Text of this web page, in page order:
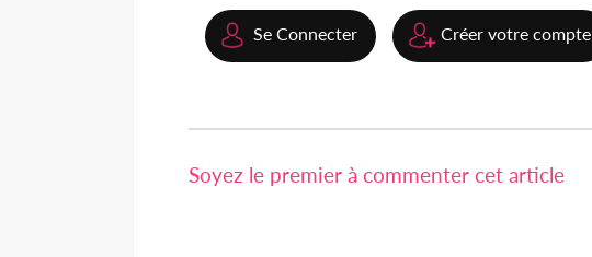
Se Connecter Créer votre compte
Soyez le premier à commenter cet article